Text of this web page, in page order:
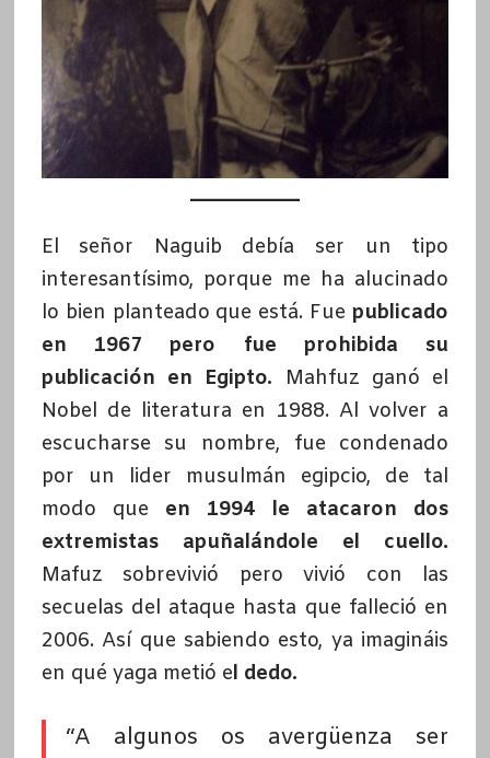
El señor Naguib debía ser un tipo
interesantísimo, porque me ha alucinado
lo bien planteado que está. Fuepublicado
en 1967 pero fue prohibida su
publicación en Egipto. Mahfuz ganó el
Nobel de literatura en 1988. Al volver a
escucharse su nombre, fue condenado
por un lider musulmán egipcio, de tal
modo que en 1994 le atacaron dos
extremistas apuñalándole el cuello.
Mafuz sobrevivió pero vivió con las
secuelas del ataque hasta que falleció en
2006. Así que sabiendo esto, ya imagináis
en qué yaga metió el dedo.
“A algunos os avergüenza ser